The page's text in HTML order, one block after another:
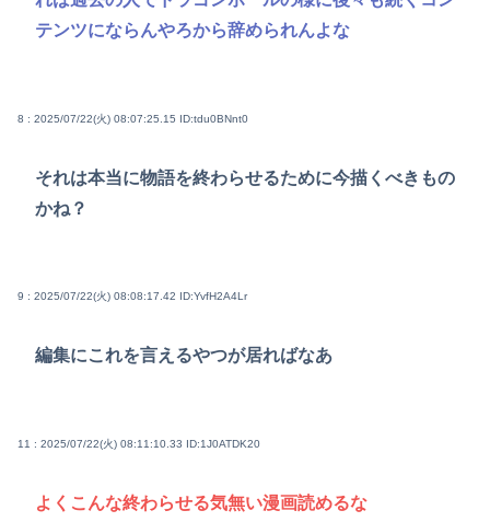
テンツにならんやろから辞められんよな
8 : 2025/07/22(火) 08:07:25.15 ID:tdu0BNnt0
それは本当に物語を終わらせるために今描くべきもの
かね？
9 : 2025/07/22(火) 08:08:17.42 ID:YvfH2A4Lr
編集にこれを言えるやつが居ればなあ
11 : 2025/07/22(火) 08:11:10.33 ID:1J0ATDK20
よくこんな終わらせる気無い漫画読めるな